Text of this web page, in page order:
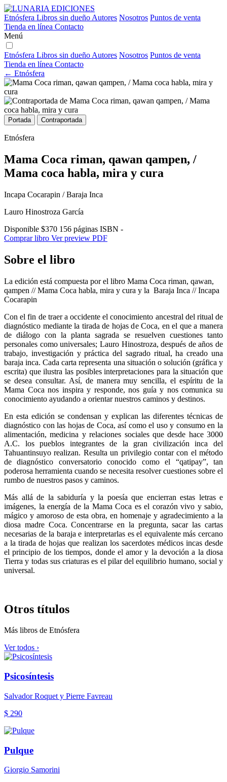
Etnósfera Libros sin dueño Autores Nosotros Puntos de venta
Tienda en línea Contacto
Menú
Etnósfera Libros sin dueño Autores Nosotros Puntos de venta
Tienda en línea Contacto
← Etnósfera
Portada Contraportada
Etnósfera
Mama Coca riman, qawan qampen, /
Mama coca habla, mira y cura
Incapa Cocarapin / Baraja Inca
Lauro Hinostroza García
Disponible $370 156 páginas ISBN -
Comprar libro Ver preview PDF
Sobre el libro
La edición está compuesta por el libro Mama Coca riman, qawan,
qampen // Mama Coca habla, mira y cura y la Baraja Inca // Incapa
Cocarapin
Con el fin de traer a occidente el conocimiento ancestral del ritual de
diagnóstico mediante la tirada de hojas de Coca, en el que a manera
de diálogo con la planta sagrada se resuelven cuestiones tanto
personales como universales; Lauro Hinostroza, después de años de
trabajo, investigación y práctica del sagrado ritual, ha creado una
baraja inca. Cada carta representa una situación o solución (gráfica y
escrita) que ilustra las posibles interpretaciones para la situación que
se desea consultar. Así, de manera muy sencilla, el espíritu de la
Mama Coca nos inspira y responde, nos guía y nos comunica su
conocimiento ayudando a orientar nuestros caminos y destinos.
En esta edición se condensan y explican las diferentes técnicas de
diagnóstico con las hojas de Coca, así como el uso y consumo en la
alimentación, medicina y relaciones sociales que desde hace 3000
A.C. los pueblos integrantes de la gran civilización inca del
Tahuantinsuyo realizan. Resulta un privilegio contar con el método
de diagnóstico conversatorio conocido como el “qatipay”, tan
poderosa herramienta cuando se necesita resolver cuestiones sobre el
rumbo de nuestros pasos y caminos.
Más allá de la sabiduría y la poesía que encierran estas letras e
imágenes, la energía de la Mama Coca es el corazón vivo y sabio,
mágico y amoroso de esta obra, en homenaje y agradecimiento a la
diosa madre Coca. Concentrarse en la pregunta, sacar las cartas
necesarias de la baraja e interpretarlas es el equivalente más cercano
a la tirada de hojas que realizan los sacerdotes médicos incas desde
el principio de los tiempos, donde el amor y la devoción a la diosa
Tierra y todas sus criaturas es el pilar del equilibrio humano, social y
universal.
Otros títulos
Más libros de Etnósfera
Ver todos ›
Psicosíntesis
Salvador Roquet y Pierre Favreau
$ 290
Pulque
Giorgio Samorini